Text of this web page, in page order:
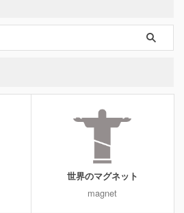
世界のマグネット
magnet